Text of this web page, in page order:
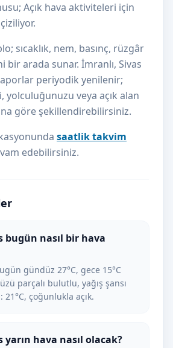
Açık hava aktiviteleri için
sıcaklık, nem, basınç, rüzgâr
bir arada sunar. İmranlı, Sivas
periyodik yenilenir;
veya açık alan
göre şekillendirebilirsiniz.
saatlik takvim
edebilirsiniz.
bugün nasıl bir hava
gündüz 27°C, gece 15°C
parçalı bulutlu, yağış şansı
21°C, çoğunlukla açık.
yarın hava nasıl olacak?